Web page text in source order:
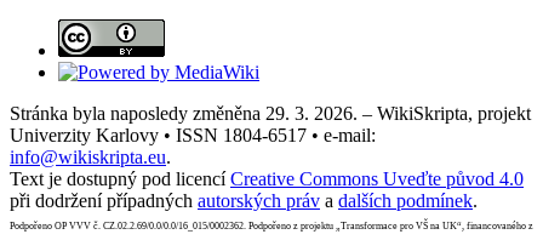
Stránka byla naposledy změněna 29. 3. 2026. – WikiSkripta, projekt
Univerzity Karlovy • ISSN 1804-6517 • e-mail:
info@wikiskripta.eu.
Text je dostupný pod licencíCreative Commons Uveďte původ 4.0
při dodržení případných autorských práv a dalších podmínek.
Podpořeno OP VVV č. CZ.02.2.69/0.0/0.0/16_015/0002362. Podpořeno z projektu „Transformace pro VŠ na UK“, financovaného z